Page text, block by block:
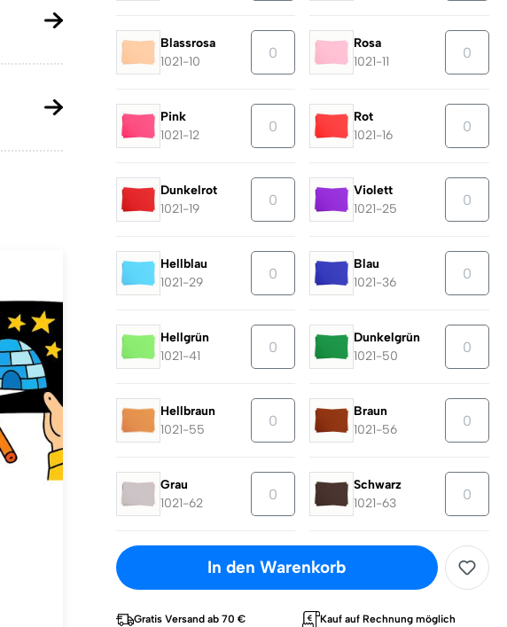
Blassrosa
1021-10
Rosa
1021-11
Pink
1021-12
Rot
1021-16
Dunkelrot
1021-19
Violett
1021-25
Hellblau
1021-29
Blau
1021-36
Hellgrün
1021-41
Dunkelgrün
1021-50
Hellbraun
1021-55
Braun
1021-56
Grau
1021-62
Schwarz
1021-63
In den Warenkorb
Gratis Versand ab 70 € Kauf auf Rechnung möglich